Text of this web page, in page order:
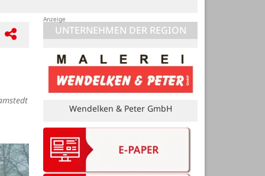
UNTERNEHMEN DER REGION